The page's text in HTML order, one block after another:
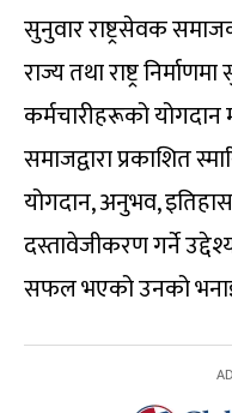
सुनुवार राष्ट्रसेवक
राज्य तथा राष्ट्र
कर्मचारीहरूको योगदान
समाजद्वारा प्रकाशित
योगदान, अनुभव,
दस्तावेजीकरण गर्ने
सफल भएको उनको